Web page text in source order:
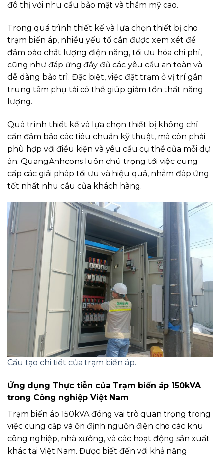
đô thị với nhu cầu bảo mật và thẩm mỹ cao.
Trong quá trình thiết kế và lựa chọn thiết bị cho
trạm biến áp, nhiều yếu tố cần được xem xét để
đảm bảo chất lượng điện năng, tối ưu hóa chi phí,
cũng như đáp ứng đầy đủ các yêu cầu an toàn và
dễ dàng bảo trì. Đặc biệt, việc đặt trạm ở vị trí gần
trung tâm phụ tải có thể giúp giảm tổn thất năng
lượng.
Quá trình thiết kế và lựa chọn thiết bị không chỉ
cần đảm bảo các tiêu chuẩn kỹ thuật, mà còn phải
phù hợp với điều kiện và yêu cầu cụ thể của mỗi dự
án. QuangAnhcons luôn chú trọng tới việc cung
cấp các giải pháp tối ưu và hiệu quả, nhằm đáp ứng
tốt nhất nhu cầu của khách hàng.
Cấu tạo chi tiết của trạm biến áp.
Ứng dụng Thực tiễn của Trạm biến áp 150kVA
trong Công nghiệp Việt Nam
Trạm biến áp 150kVA đóng vai trò quan trọng trong
việc cung cấp và ổn định nguồn điện cho các khu
công nghiệp, nhà xưởng, và các hoạt động sản xuất
khác tại Việt Nam. Được biết đến với khả năng